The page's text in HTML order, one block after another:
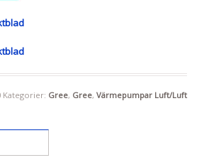
Kategorier: Gree, Gree, Värmepumpar Luft/Luft